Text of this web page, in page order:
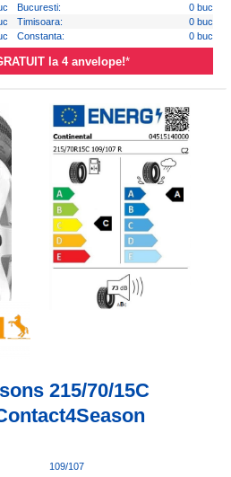
Bucuresti:
0 buc
Timisoara:
0 buc
Constanta: 0 buc
la 4 anvelope!*
215/70/15C
109/107